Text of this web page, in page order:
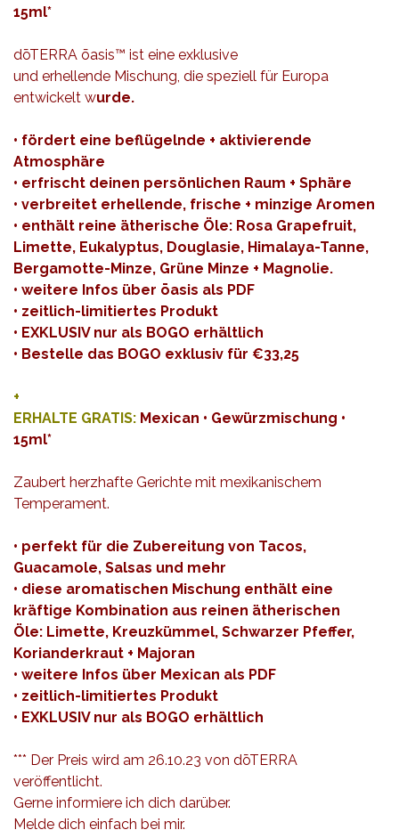
15ml*
dōTERRA ōasis™ ist eine exklusive
und erhellende Mischung, die speziell für Europa
entwickelt wurde.
• fördert eine beflügelnde + aktivierende
Atmosphäre
• erfrischt deinen persönlichen Raum + Sphäre
• verbreitet erhellende, frische + minzige Aromen
• enthält reine ätherische Öle: Rosa Grapefruit,
Limette, Eukalyptus, Douglasie, Himalaya-Tanne,
Bergamotte-Minze, Grüne Minze + Magnolie.
• weitere Infos über ōasis als PDF
• zeitlich-limitiertes Produkt
• EXKLUSIV nur als BOGO erhältlich
• Bestelle das BOGO exklusiv für €33,25
+
ERHALTE GRATIS: Mexican • Gewürzmischung •
15ml*
Zaubert herzhafte Gerichte mit mexikanischem
Temperament.
• perfekt für die Zubereitung von Tacos,
Guacamole, Salsas und mehr
• diese aromatischen Mischung enthält eine
kräftige Kombination aus reinen ätherischen
Öle: Limette, Kreuzkümmel, Schwarzer Pfeffer,
Korianderkraut + Majoran
• weitere Infos über Mexican als PDF
• zeitlich-limitiertes Produkt
• EXKLUSIV nur als BOGO erhältlich
*** Der Preis wird am 26.10.23 von dōTERRA
veröffentlicht.
Gerne informiere ich dich darüber.
Melde dich einfach bei mir.